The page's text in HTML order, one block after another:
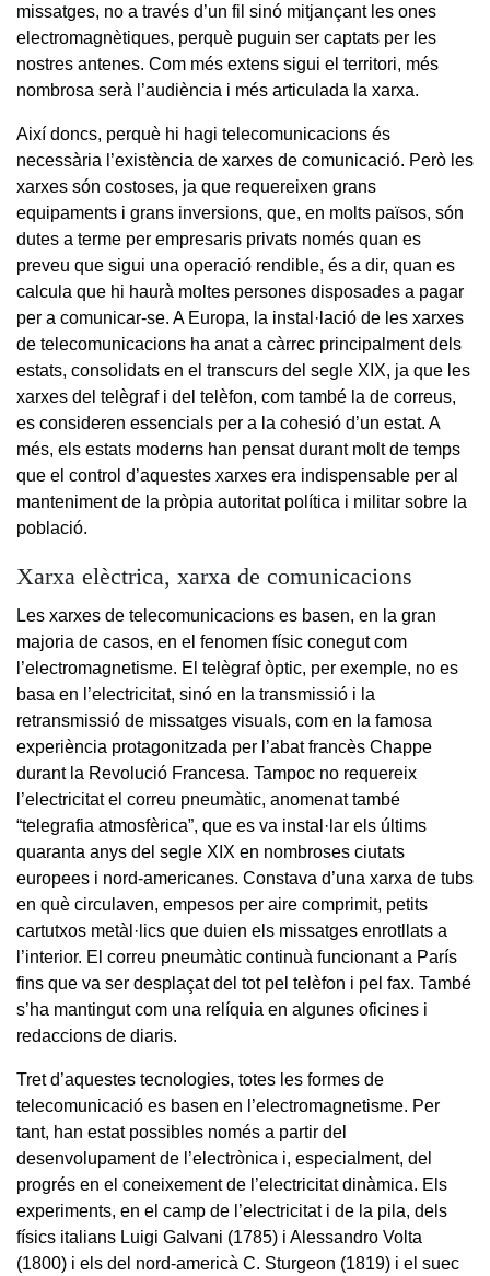
missatges, no a través d’un fil sinó mitjançant les ones
electromagnètiques, perquè puguin ser captats per les
nostres antenes. Com més extens sigui el territori, més
nombrosa serà l’audiència i més articulada la xarxa.
Així doncs, perquè hi hagi telecomunicacions és
necessària l’existència de xarxes de comunicació. Però les
xarxes són costoses, ja que requereixen grans
equipaments i grans inversions, que, en molts països, són
dutes a terme per empresaris privats només quan es
preveu que sigui una operació rendible, és a dir, quan es
calcula que hi haurà moltes persones disposades a pagar
per a comunicar-se. A Europa, la instal·lació de les xarxes
de telecomunicacions ha anat a càrrec principalment dels
estats, consolidats en el transcurs del segle XIX, ja que les
xarxes del telègraf i del telèfon, com també la de correus,
es consideren essencials per a la cohesió d’un estat. A
més, els estats moderns han pensat durant molt de temps
que el control d’aquestes xarxes era indispensable per al
manteniment de la pròpia autoritat política i militar sobre la
població.
Xarxa elèctrica, xarxa de comunicacions
Les xarxes de telecomunicacions es basen, en la gran
majoria de casos, en el fenomen físic conegut com
l’electromagnetisme. El telègraf òptic, per exemple, no es
basa en l’electricitat, sinó en la transmissió i la
retransmissió de missatges visuals, com en la famosa
experiència protagonitzada per l’abat francès Chappe
durant la Revolució Francesa. Tampoc no requereix
l’electricitat el correu pneumàtic, anomenat també
“telegrafia atmosfèrica”, que es va instal·lar els últims
quaranta anys del segle XIX en nombroses ciutats
europees i nord-americanes. Constava d’una xarxa de tubs
en què circulaven, empesos per aire comprimit, petits
cartutxos metàl·lics que duien els missatges enrotllats a
l’interior. El correu pneumàtic continuà funcionant a París
fins que va ser desplaçat del tot pel telèfon i pel fax. També
s’ha mantingut com una relíquia en algunes oficines i
redaccions de diaris.
Tret d’aquestes tecnologies, totes les formes de
telecomunicació es basen en l’electromagnetisme. Per
tant, han estat possibles només a partir del
desenvolupament de l’electrònica i, especialment, del
progrés en el coneixement de l’electricitat dinàmica. Els
experiments, en el camp de l’electricitat i de la pila, dels
físics italians Luigi Galvani (1785) i Alessandro Volta
(1800) i els del nord-americà C. Sturgeon (1819) i el suec